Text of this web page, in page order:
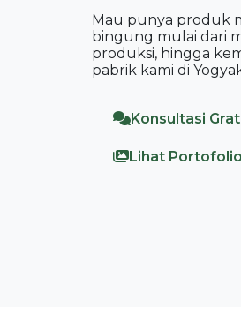
Mau punya produk
bingung mulai dari
produksi, hingga
pabrik kami di
Konsultasi
Lihat